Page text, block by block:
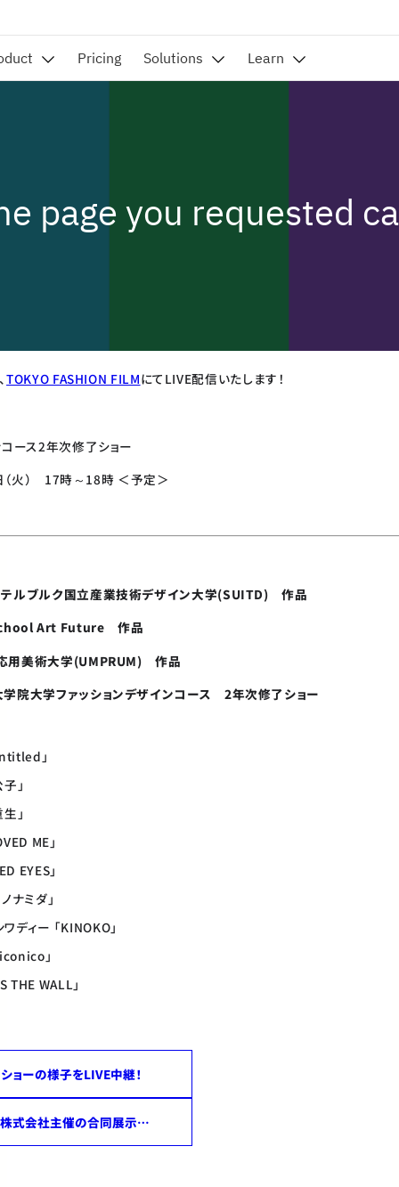
TOKYO FASHION FILMにてLIVE配信いたします！
ース2年次修了ショー
火） 17時～18時 ＜予定＞
ルブルク国立産業技術デザイン大学(SUITD) 作品
Art Future 作品
用美術大学(UMPRUM) 作品
院大学ファッションデザインコース 2年次修了ショー
」
」
」
ME」
EYES」
ナミダ」
ディー 「KINOKO」
」
THE WALL」
ョーの様子をLIVE中継！
アッシュ・ペー・フランス株式会社主催の合同展示会「rooms EXPERIENCE38」に作品を出展